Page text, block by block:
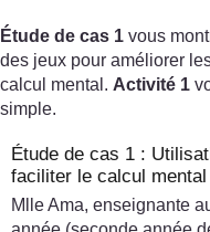
Étude de cas 1 vous
des jeux pour améliorer
calcul mental. Activité 1
simple.
Étude de cas 1 :
faciliter le calcul mental
Mlle Ama, enseignante